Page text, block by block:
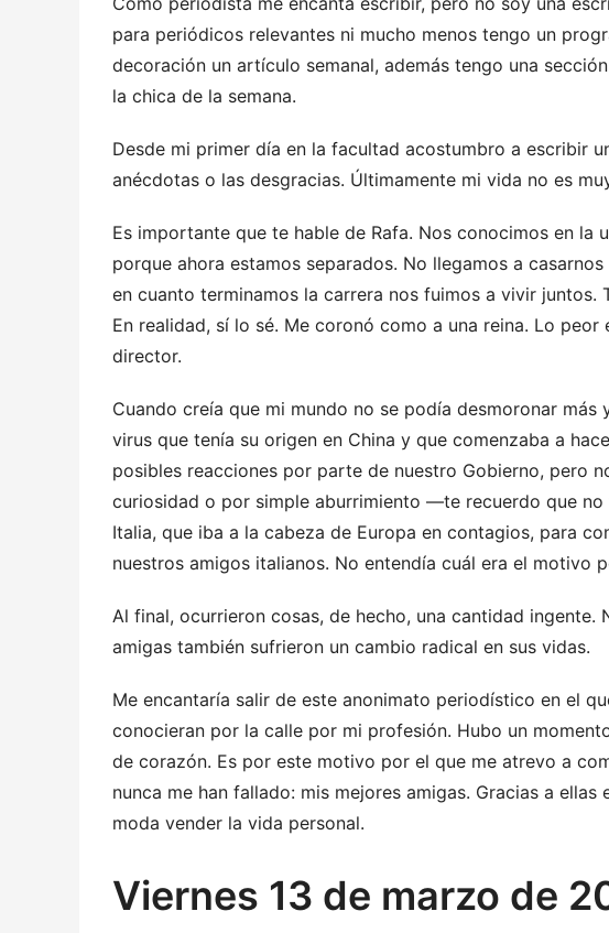
para periódicos relevantes ni mucho menos tengo un
decoración un artículo semanal, además tengo una
la chica de la semana.
Desde mi primer día en la facultad acostumbro a escribir
anécdotas o las desgracias. Últimamente mi vida no es
Es importante que te hable de Rafa. Nos conocimos en la
porque ahora estamos separados. No llegamos a
en cuanto terminamos la carrera nos fuimos a vivir
En realidad, sí lo sé. Me coronó como a una reina. Lo
director.
Cuando creía que mi mundo no se podía desmoronar
virus que tenía su origen en China y que comenzaba a
posibles reacciones por parte de nuestro Gobierno, pero
curiosidad o por simple aburrimiento —te recuerdo que
Italia, que iba a la cabeza de Europa en contagios, para
nuestros amigos italianos. No entendía cuál era el motivo
Al final, ocurrieron cosas, de hecho, una cantidad
amigas también sufrieron un cambio radical en sus vidas.
Me encantaría salir de este anonimato periodístico en el
conocieran por la calle por mi profesión. Hubo un
de corazón. Es por este motivo por el que me atrevo a
nunca me han fallado: mis mejores amigas. Gracias a
moda vender la vida personal.
Viernes 13 de marzo de